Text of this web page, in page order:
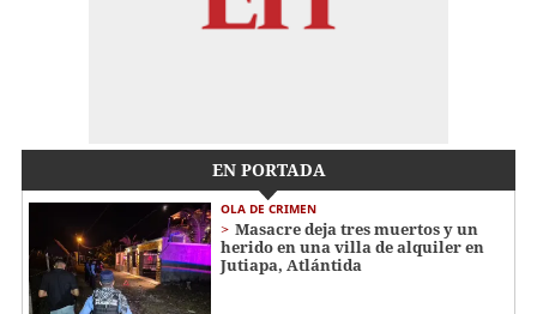
EN PORTADA
OLA DE CRIMEN
Masacre deja tres muertos y un
herido en una villa de alquiler en
Jutiapa, Atlántida